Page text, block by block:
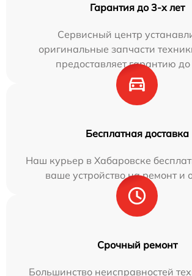
Гарантия до 3-х лет
Сервисный центр
оригинальные запчасти
предоставляет гарантию до
Бесплатная доставка
Наш курьер в Хабаровске
ваше устройство на ремонт и
Срочный ремонт
Большинство неисправностей